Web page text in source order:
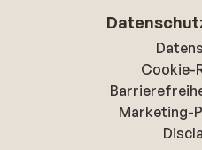
Cookie-
Marketing-